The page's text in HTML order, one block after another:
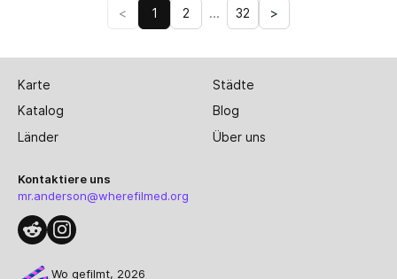
< 1 2 ... 32 >
Karte
Städte
Katalog
Blog
Länder
Über uns
Kontaktiere uns
mr.anderson@wherefilmed.org
Wo gefilmt, 2026